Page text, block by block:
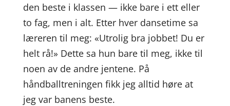
den beste i klassen — ikke bare i ett eller
to fag, men i alt. Etter hver dansetime sa
læreren til meg: «Utrolig bra jobbet! Du er
helt rå!» Dette sa hun bare til meg, ikke til
noen av de andre jentene. På
håndballtreningen fikk jeg alltid høre at
jeg var banens beste.